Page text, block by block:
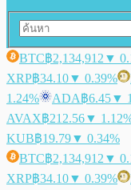
BTC฿2,134,912 ▼
XRP฿34.10▼ 0.39%
1.24%
ADA฿6.45▼
AVAX฿212.56▼
KUB฿19.79▼ 0.34%
BTC฿2,134,912 ▼
XRP฿34.10▼ 0.39%